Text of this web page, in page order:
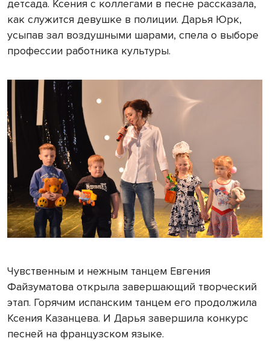
детсада. Ксения с коллегами в песне рассказала,
как служится девушке в полиции. Дарья Юрк,
усыпав зал воздушными шарами, спела о выборе
профессии работника культуры.
Чувственным и нежным танцем Евгения
Файзуматова открыла завершающий творческий
этап. Горячим испанским танцем его продолжила
Ксения Казанцева. И Дарья завершила конкурс
песней на французском языке.